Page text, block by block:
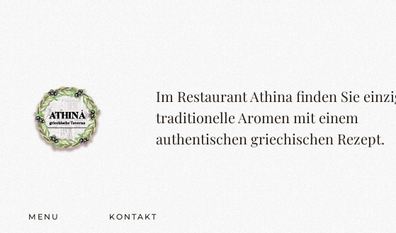
Im Restaurant Athina finden Sie
traditionelle Aromen mit einem
authentischen griechischen Rezept.
MENU KONTAKT